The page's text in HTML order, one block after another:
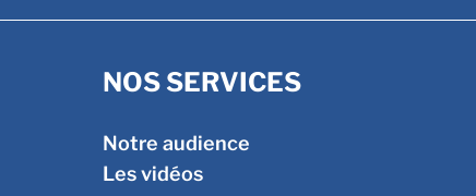
NOS SERVICES
Notre audience
Les vidéos